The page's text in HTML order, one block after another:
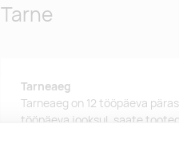
Tarne
Tarneaeg
Tarneaeg on 12 tööpäeva
tööpäeva jooksul, saate